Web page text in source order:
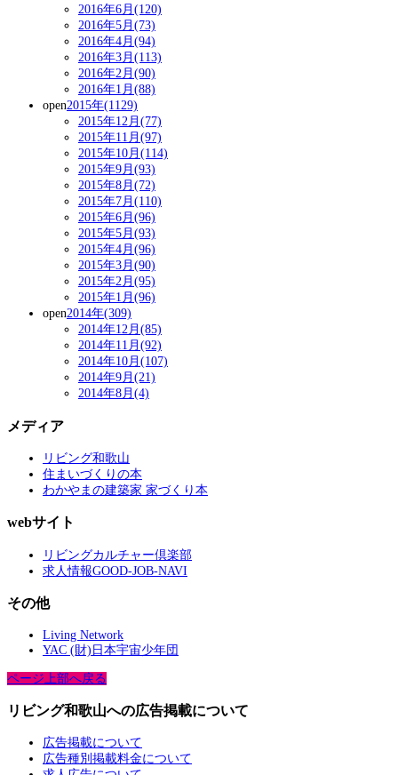
2016年6月(120)
2016年5月(73)
2016年4月(94)
2016年3月(113)
2016年2月(90)
2016年1月(88)
open2015年(1129)
2015年12月(77)
2015年11月(97)
2015年10月(114)
2015年9月(93)
2015年8月(72)
2015年7月(110)
2015年6月(96)
2015年5月(93)
2015年4月(96)
2015年3月(90)
2015年2月(95)
2015年1月(96)
open2014年(309)
2014年12月(85)
2014年11月(92)
2014年10月(107)
2014年9月(21)
2014年8月(4)
メディア
リビング和歌山
住まいづくりの本
わかやまの建築家 家づくり本
webサイト
リビングカルチャー倶楽部
求人情報GOOD-JOB-NAVI
その他
Living Network
YAC (財)日本宇宙少年団
ページ上部へ戻る
リビング和歌山への広告掲載について
広告掲載について
広告種別掲載料金について